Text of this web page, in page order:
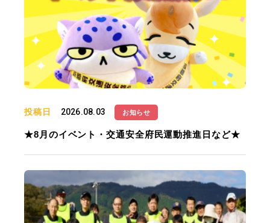
投稿日 2026.08.03 お知らせ
★8月のイベント・交通安全府民運動推進日など★